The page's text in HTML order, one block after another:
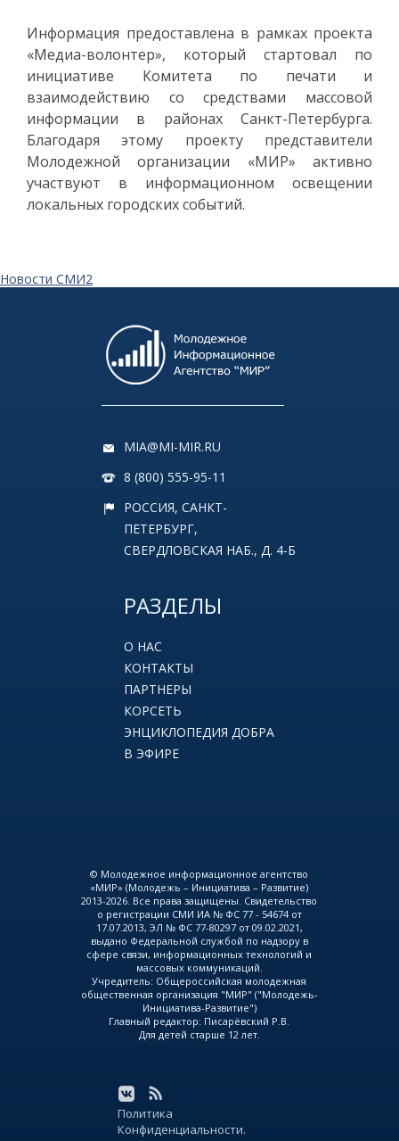
Информация предоставлена в рамках проекта
«Медиа-волонтер», который стартовал по
инициативе Комитета по печати и
взаимодействию со средствами массовой
информации в районах Санкт-Петербурга.
Благодаря этому проекту представители
Молодежной организации «МИР» активно
участвуют в информационном освещении
локальных городских событий.
Новости СМИ2
MIA@MI-MIR.RU
8 (800) 555-95-11
РОССИЯ, САНКТ-
ПЕТЕРБУРГ,
СВЕРДЛОВСКАЯ НАБ., Д. 4-Б
РАЗДЕЛЫ
О НАС
КОНТАКТЫ
ПАРТНЕРЫ
КОРСЕТЬ
ЭНЦИКЛОПЕДИЯ ДОБРА
В ЭФИРЕ
© Молодежное информационное агентство
«МИР» (Молодежь – Инициатива – Развитие)
2013-2026. Все права защищены. Свидетельство
о регистрации СМИ ИА № ФС 77 - 54674 от
17.07.2013, ЭЛ № ФС 77-80297 от 09.02.2021,
выдано Федеральной службой по надзору в
сфере связи, информационных технологий и
массовых коммуникаций.
Учредитель: Общероссийская молодежная
общественная организация "МИР" ("Молодежь-
Инициатива-Развитие")
Главный редактор: Писарёвский Р.В.
Для детей старше 12 лет.
Политика
Конфиденциальности.